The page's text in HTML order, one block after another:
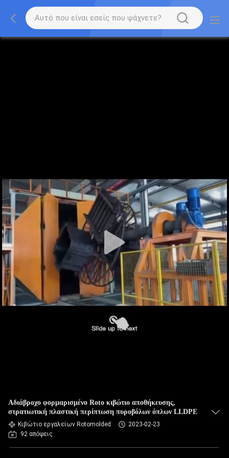
Αδιάβροχο φορμαρισμένο Roto κιβώτιο αποθήκευσης,
στρατιωτική πλαστική περίπτωση πυροβόλων όπλων LLDPE
Κιβώτιο εργαλείων Rotomolded
2023-02-23
92 απόψεις